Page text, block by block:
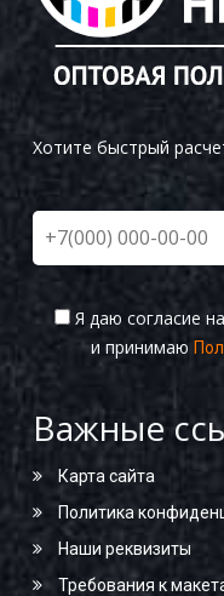
Хотите быстрый
Я даю согласие
и принимаю
Важные
Карта сайта
Политика
Наши реквизиты
Требования к